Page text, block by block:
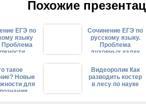
Похожие
ЕГЭ по
языку
Проблема
...
Сочинение ЕГЭ по
русскому языку.
Проблема
духовных калек
Кузнецов ...
такое
Новые
для
Видеоролик Как
разводить костер
в лесу по науке